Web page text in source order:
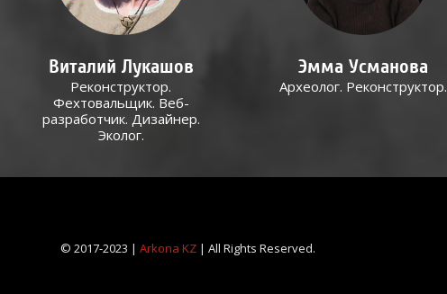
Виталий Лукашов
Реконструктор.
Фехтовальщик. Веб-
разработчик. Дизайнер.
Эколог.
Эмма Усманова
Археолог. Реконструктор.
© 2017-2023 |Arkona KZ | All Rights Reserved.